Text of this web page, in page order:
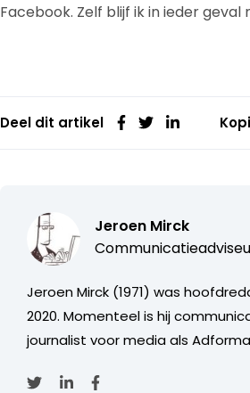
Facebook. Zelf blijf ik in ieder geval
Deel dit artikel
Jeroen Mirck
Jeroen Mirck (1971) was
2020. Momenteel is hij
journalist voor media als